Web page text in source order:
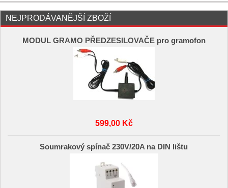
NEJPRODÁVANĚJŠÍ ZBOŽÍ
MODUL GRAMO PŘEDZESILOVAČE pro gramofon
599,00 Kč
Soumrakový spínač 230V/20A na DIN lištu